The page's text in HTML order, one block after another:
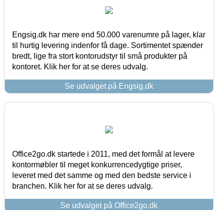
Engsig.dk har mere end 50.000 varenumre på lager, klar
til hurtig levering indenfor få dage. Sortimentet spænder
bredt, lige fra stort kontorudstyr til små produkter på
kontoret. Klik her for at se deres udvalg.
Se udvalget på Engsig.dk
Office2go.dk startede i 2011, med det formål at levere
kontormøbler til meget konkurrencedygtige priser,
leveret med det samme og med den bedste service i
branchen. Klik her for at se deres udvalg.
Se udvalget på Office2go.dk